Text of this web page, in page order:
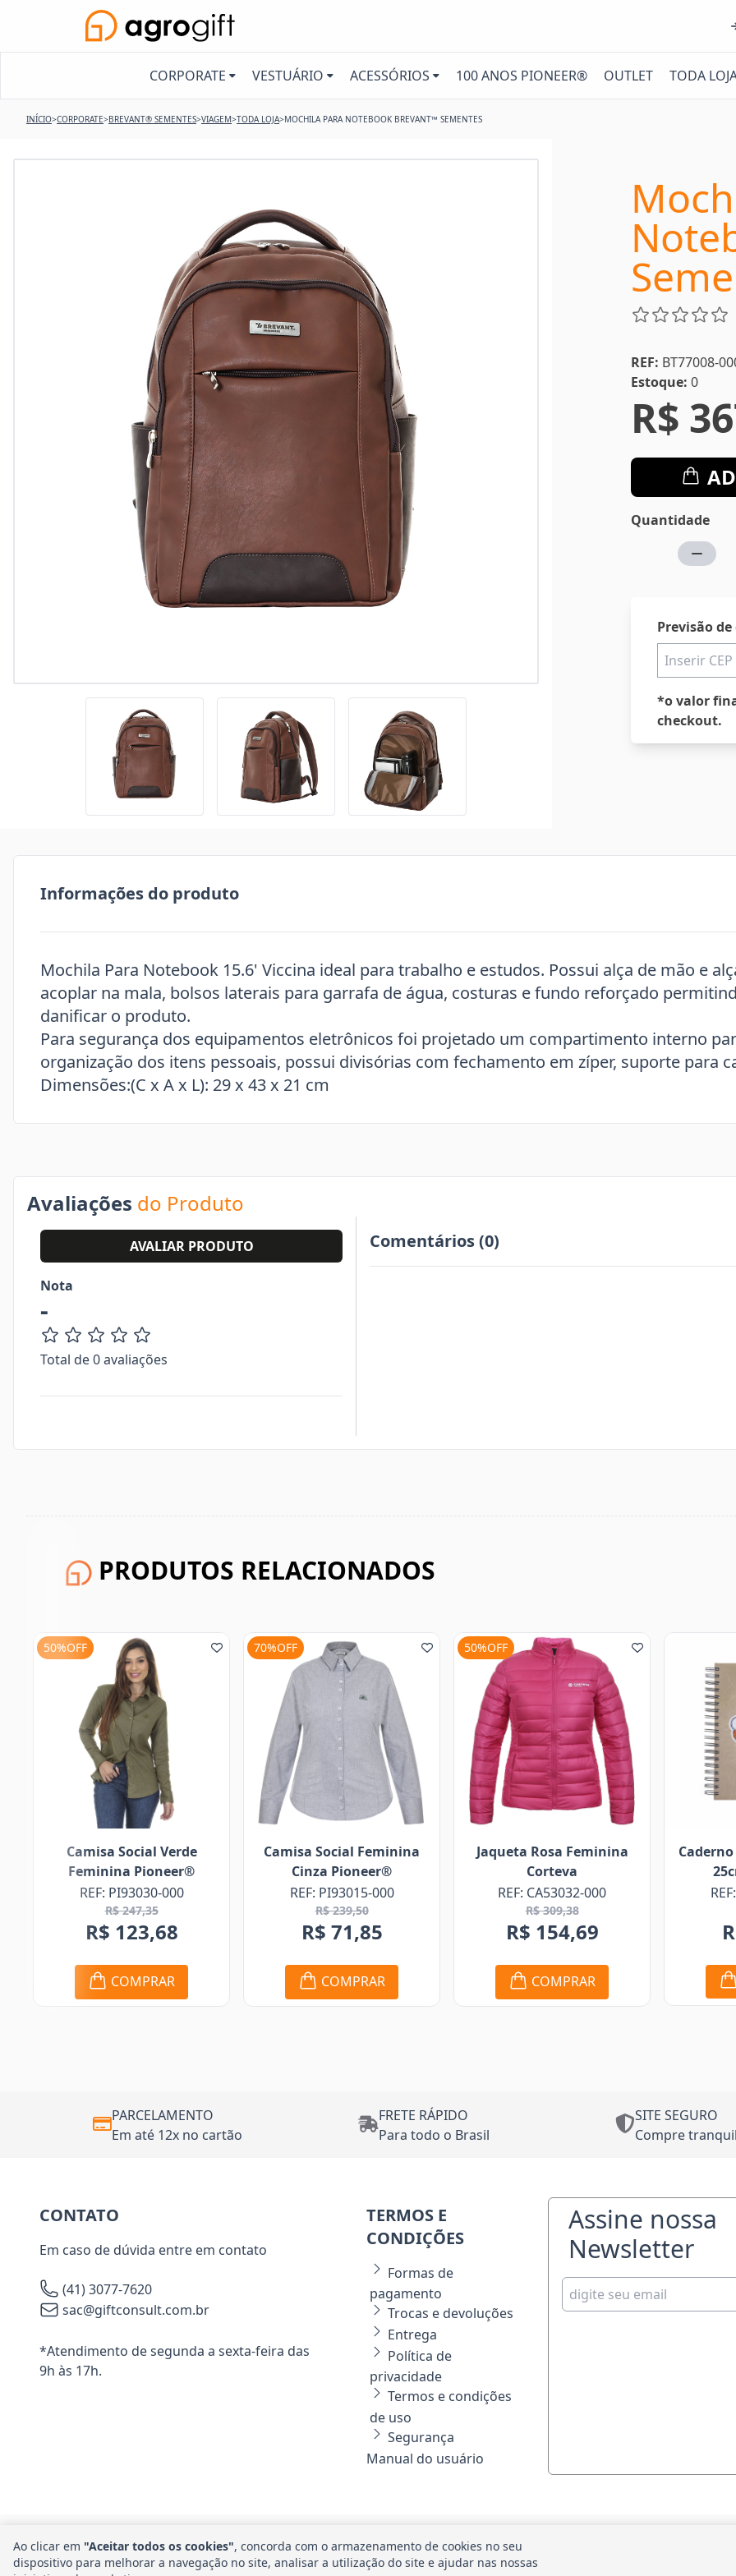
CORPORATE VESTUÁRIO ACESSÓRIOS 100 ANOS PIONEER® OUTLET TODA
INÍCIO>CORPORATE>BREVANT® SEMENTES>VIAGEM>TODA LOJA>MOCHILA PARA NOTEBOOK BREVANT™ SEMENTES
REF: BT77008-
Estoque: 0
R$
Quantidade
Previsão
*o valor
checkout.
Informações do produto
Mochila Para Notebook 15.6' Viccina ideal para trabalho e estudos. Possui alça de mão e
acoplar na mala, bolsos laterais para garrafa de água, costuras e fundo reforçado
danificar o produto.
Para segurança dos equipamentos eletrônicos foi projetado um compartimento interno
organização dos itens pessoais, possui divisórias com fechamento em zíper, suporte para
Dimensões:(C x A x L): 29 x 43 x 21 cm
Avaliações do Produto
AVALIAR PRODUTO
Nota
-
Total de 0 avaliações
Comentários (0)
PRODUTOS RELACIONADOS
70%OFF
Camisa Social Feminina
Cinza Pioneer®
REF: PI93015-000
R$ 239,50
R$ 71,85
COMPRAR
50%OFF
Jaqueta Rosa Feminina
Corteva
REF: CA53032-000
R$ 309,38
R$ 154,69
COMPRAR
Caderno Capa Dura 17,5 x
25cm Pioneer®
REF: PI97164-000
R$ 33,80
COMPRAR
PARCELAMENTO
Em até 12x no cartão
FRETE RÁPIDO
Para todo o Brasil
SITE SEGURO
Compre
CONTATO
Em caso de dúvida entre em contato
(41) 3077-7620
sac@giftconsult.com.br
*Atendimento de segunda a sexta-feira das
9h às 17h.
TERMOS E
CONDIÇÕES
Formas de
pagamento
Trocas e devoluções
Entrega
Política de
privacidade
Termos e condições
de uso
Segurança
Manual do usuário
Assine nossa
Newsletter
Ambiente 100% Seguro.
Ao clicar em "Aceitar todos os cookies", concorda com o armazenamento de cookies no seu
dispositivo para melhorar a navegação no site, analisar a utilização do site e ajudar nas nossas